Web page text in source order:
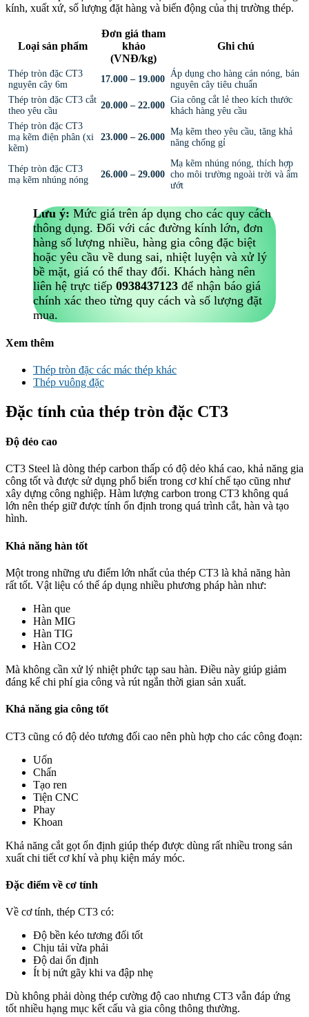
kính, xuất xứ, số lượng đặt hàng và biến động của thị trường thép.
Loại sản phẩm
Đơn giá tham
khảo
(VNĐ/kg)
Ghi chú
Thép tròn đặc CT3
nguyên cây 6m
17.000 – 19.000
Áp dụng cho hàng cán nóng, bán
nguyên cây tiêu chuẩn
Thép tròn đặc CT3 cắt
theo yêu cầu
20.000 – 22.000
Gia công cắt lẻ theo kích thước
khách hàng yêu cầu
Thép tròn đặc CT3
mạ kẽm điện phân (xi
kẽm)
23.000 – 26.000
Mạ kẽm theo yêu cầu, tăng khả
năng chống gỉ
Thép tròn đặc CT3
mạ kẽm nhúng nóng
26.000 – 29.000
Mạ kẽm nhúng nóng, thích hợp
cho môi trường ngoài trời và ẩm
ướt
Lưu ý: Mức giá trên áp dụng cho các quy cách
thông dụng. Đối với các đường kính lớn, đơn
hàng số lượng nhiều, hàng gia công đặc biệt
hoặc yêu cầu về dung sai, nhiệt luyện và xử lý
bề mặt, giá có thể thay đổi. Khách hàng nên
liên hệ trực tiếp 0938437123 để nhận báo giá
chính xác theo từng quy cách và số lượng đặt
mua.
Xem thêm
Thép tròn đặc các mác thép khác
Thép vuông đặc
Đặc tính của thép tròn đặc CT3
Độ dẻo cao
CT3 Steel là dòng thép carbon thấp có độ dẻo khá cao, khả năng gia
công tốt và được sử dụng phổ biến trong cơ khí chế tạo cũng như
xây dựng công nghiệp. Hàm lượng carbon trong CT3 không quá
lớn nên thép giữ được tính ổn định trong quá trình cắt, hàn và tạo
hình.
Khả năng hàn tốt
Một trong những ưu điểm lớn nhất của thép CT3 là khả năng hàn
rất tốt. Vật liệu có thể áp dụng nhiều phương pháp hàn như:
Hàn que
Hàn MIG
Hàn TIG
Hàn CO2
Mà không cần xử lý nhiệt phức tạp sau hàn. Điều này giúp giảm
đáng kể chi phí gia công và rút ngắn thời gian sản xuất.
Khả năng gia công tốt
CT3 cũng có độ dẻo tương đối cao nên phù hợp cho các công đoạn:
Uốn
Chấn
Tạo ren
Tiện CNC
Phay
Khoan
Khả năng cắt gọt ổn định giúp thép được dùng rất nhiều trong sản
xuất chi tiết cơ khí và phụ kiện máy móc.
Đặc điểm về cơ tính
Về cơ tính, thép CT3 có:
Độ bền kéo tương đối tốt
Chịu tải vừa phải
Độ dai ổn định
Ít bị nứt gãy khi va đập nhẹ
Dù không phải dòng thép cường độ cao nhưng CT3 vẫn đáp ứng
tốt nhiều hạng mục kết cấu và gia công thông thường.